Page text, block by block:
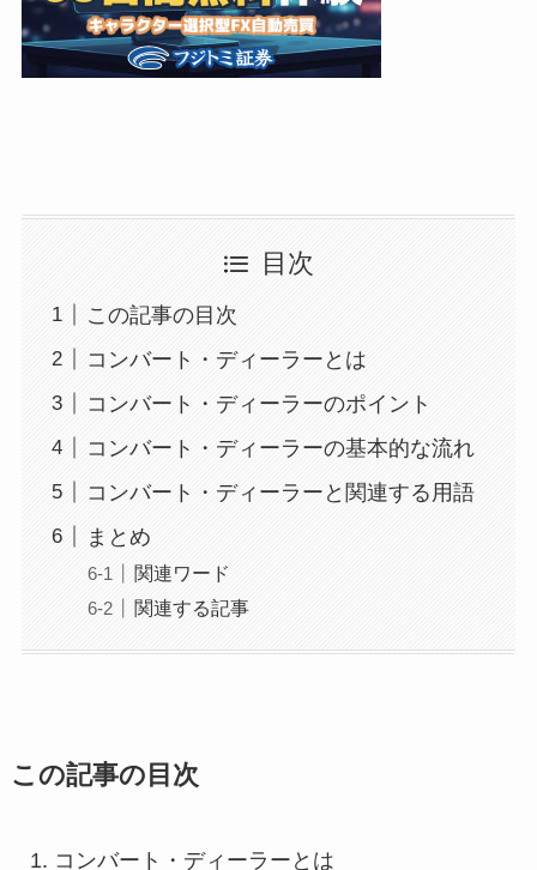
目次
この記事の目次
コンバート・ディーラーとは
コンバート・ディーラーのポイント
コンバート・ディーラーの基本的な流れ
コンバート・ディーラーと関連する用語
まとめ
関連ワード
関連する記事
この記事の目次
コンバート・ディーラーとは